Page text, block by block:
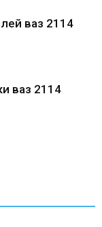
ваз 2114
ваз 2114